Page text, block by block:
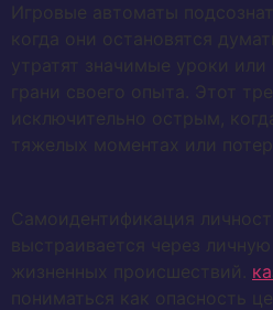
Игровые автоматы
когда они остановятся
утратят значимые уроки
грани своего опыта. Этот
исключительно острым,
тяжелых моментах или
Самоидентификация
выстраивается через
жизненных происшествий.
пониматься как опасность